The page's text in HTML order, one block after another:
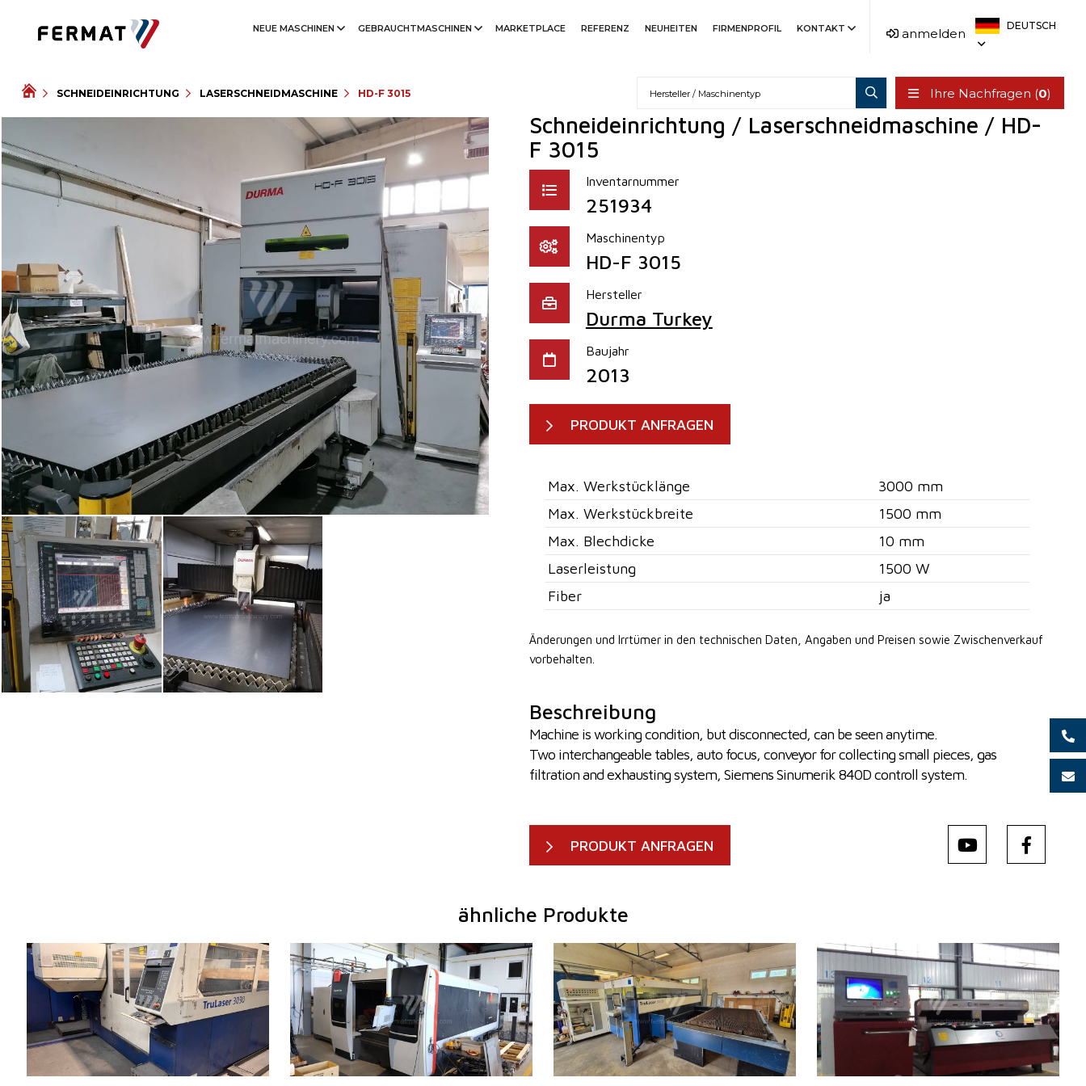
NEUE MASCHINEN GEBRAUCHTMASCHINEN MARKETPLACE REFERENZ NEUHEITEN FIRMENPROFIL KONTAKT anmelden
DEUTSCH
SCHNEIDEINRICHTUNG LASERSCHNEIDMASCHINE HD-F 3015 Ihre Nachfragen (0)
Schneideinrichtung / Laserschneidmaschine / HD-
F 3015
Inventarnummer
251934
Maschinentyp
HD-F 3015
Hersteller
Durma Turkey
Baujahr
2013
PRODUKT ANFRAGEN
Max. Werkstücklänge
3000 mm
Max. Werkstückbreite
1500 mm
Max. Blechdicke
10 mm
Laserleistung
1500 W
Fiber
ja
Änderungen und Irrtümer in den technischen Daten, Angaben und Preisen sowie Zwischenverkauf
vorbehalten.
Beschreibung
Machine is working condition, but disconnected, can be seen anytime.
Two interchangeable tables, auto focus, conveyor for collecting small pieces, gas
filtration and exhausting system, Siemens Sinumerik 840D controll system.
PRODUKT ANFRAGEN
ähnliche Produkte
Baujahr:
2007
Max. Werkstücklänge
3000 mm
Max. Werkstückbreite
1500 mm
Max. Blechdicke
20 mm
Laserleistung
3200 W
Fiber
nein
Max. Werkstückgewicht
900 kg
Maschinenabmessungen L x
B x H
8800 x 6010 x 2400
mm
Baujahr:
2019
Max. Werkstücklänge
3000 mm
Max. Werkstückbreite
1500 mm
Max. Blechdicke
15 mm
Laserleistung
4000 W
Fiber
ja
Max. Werkstückgewicht890 kg
Maschinengewicht
13000 kg
Kontrollsystem
nein
Baujahr:
2010
Max. Werkstücklänge
3000 mm
Max. Werkstückbreite
1500 mm
Max. Blechdicke
20 mm
Laserleistung
4000 W
Fiber
nein
Max. Werkstückgewicht
900 kg
Maschinenabmessungen L x
B x H
8800 x 6010 x 2400
mm
Baujahr:
2015
Max. Werkstücklänge
3000 mm
Max. Werkstückbreite1500 mm
Max. Blechdicke
12 mm
Laserleistung
750 W
ja
Kontrollsystem
nein